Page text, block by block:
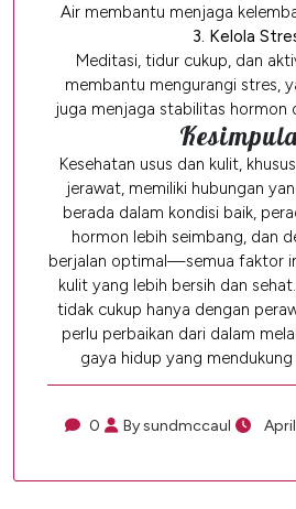
Air membantu menjaga
3. Kelola
Meditasi, tidur cukup, dan
membantu mengurangi stres,
juga menjaga stabilitas hormon
Kesehatan usus dan kulit,
jerawat, memiliki hubungan
berada dalam kondisi baik,
hormon lebih seimbang, dan
berjalan optimal—semua faktor
kulit yang lebih bersih dan
tidak cukup hanya dengan
perlu perbaikan dari dalam
gaya hidup yang mendukung
0 By sundmccaul